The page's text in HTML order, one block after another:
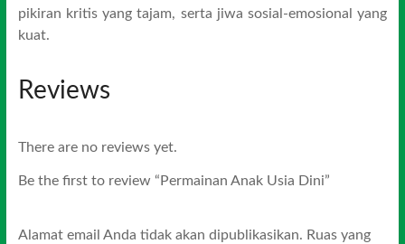
pikiran kritis yang tajam, serta jiwa sosial-emosional yang
kuat.
Reviews
There are no reviews yet.
Be the first to review “Permainan Anak Usia Dini”
Alamat email Anda tidak akan dipublikasikan. Ruas yang